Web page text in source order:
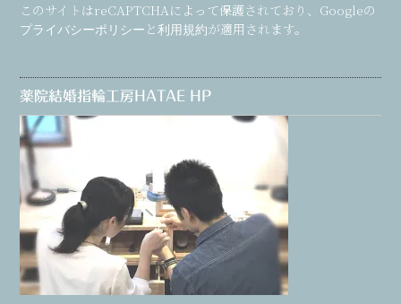
このサイトはreCAPTCHAによって保護されており、Googleの
プライバシーポリシー と利用規約が適用されます。
薬院結婚指輪工房HATAE HP